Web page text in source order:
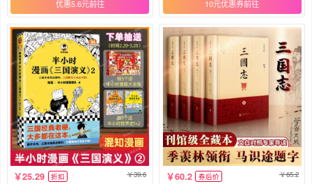
优惠5.6元 10元优惠券
25.29 折扣 39.6 60.2 券后价 65.2